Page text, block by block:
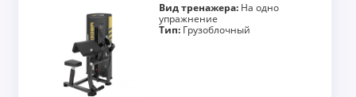
Вид тренажера: На одно
упражнение
Тип: Грузоблочный